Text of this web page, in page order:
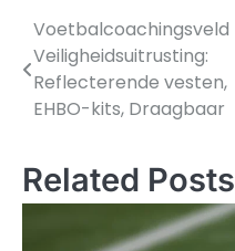
Post
navigation
Voetbalcoachingsveld
Veiligheidsuitrusting:
Reflecterende vesten,
EHBO-kits, Draagbaar
Related Posts